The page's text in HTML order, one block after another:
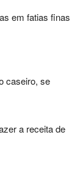
em fatias finas
caseiro, se
a receita de